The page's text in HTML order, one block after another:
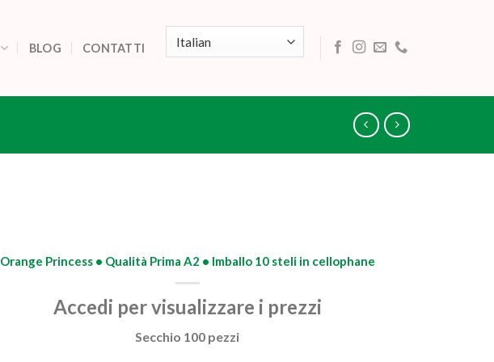
BLOG CONTATTI
Orange Princess • Qualità Prima A2 • Imballo 10 steli in cellophane
Accedi per visualizzare i prezzi
Secchio 100 pezzi